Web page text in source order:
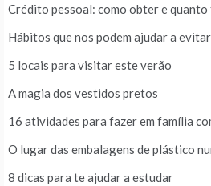
Crédito pessoal: como obter e quanto
Hábitos que nos podem ajudar a
5 locais para visitar este verão
A magia dos vestidos pretos
16 atividades para fazer em família
O lugar das embalagens de plástico
8 dicas para te ajudar a estudar